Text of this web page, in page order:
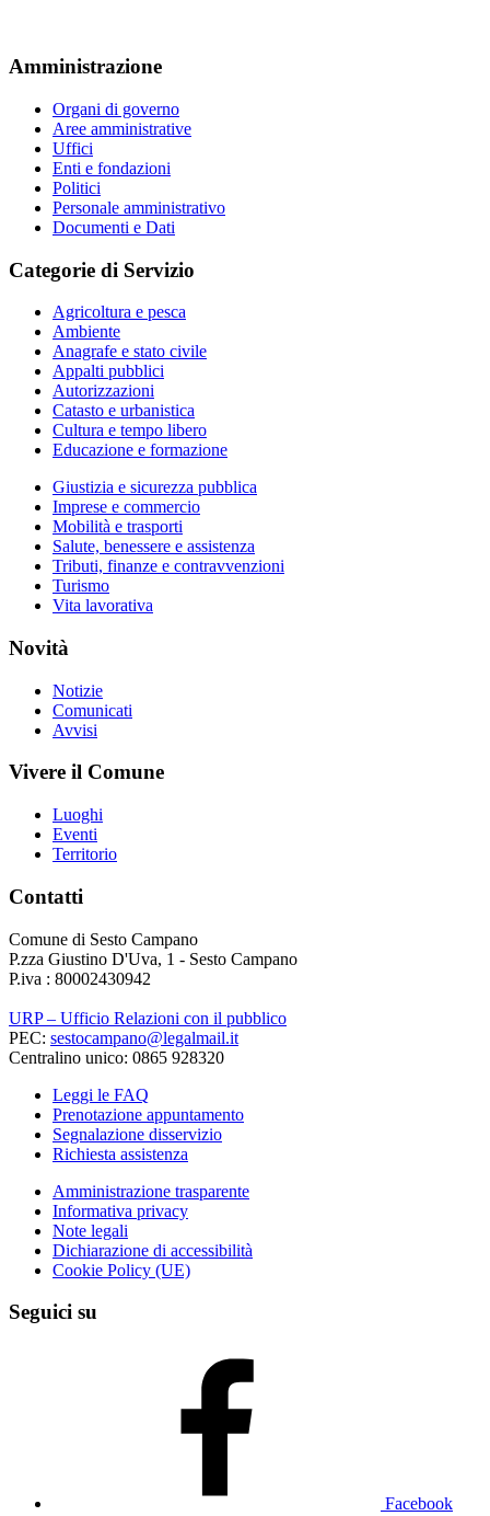
Amministrazione
Organi di governo
Aree amministrative
Uffici
Enti e fondazioni
Politici
Personale amministrativo
Documenti e Dati
Categorie di Servizio
Agricoltura e pesca
Ambiente
Anagrafe e stato civile
Appalti pubblici
Autorizzazioni
Catasto e urbanistica
Cultura e tempo libero
Educazione e formazione
Giustizia e sicurezza pubblica
Imprese e commercio
Mobilità e trasporti
Salute, benessere e assistenza
Tributi, finanze e contravvenzioni
Turismo
Vita lavorativa
Novità
Notizie
Comunicati
Avvisi
Vivere il Comune
Luoghi
Eventi
Territorio
Contatti
Comune di Sesto Campano
P.zza Giustino D'Uva, 1 - Sesto Campano
P.iva : 80002430942
URP – Ufficio Relazioni con il pubblico
PEC: sestocampano@legalmail.it
Centralino unico: 0865 928320
Leggi le FAQ
Prenotazione appuntamento
Segnalazione disservizio
Richiesta assistenza
Amministrazione trasparente
Informativa privacy
Note legali
Dichiarazione di accessibilità
Cookie Policy (UE)
Seguici su
Facebook